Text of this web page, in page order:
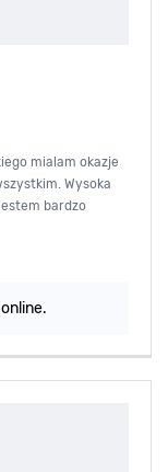
mialam okazje
Wysoka
bardzo